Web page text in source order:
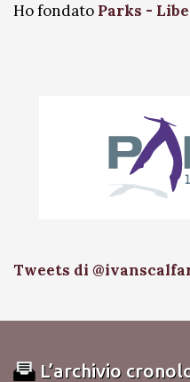
Ho fondato Parks -
Tweets di
L’archivio